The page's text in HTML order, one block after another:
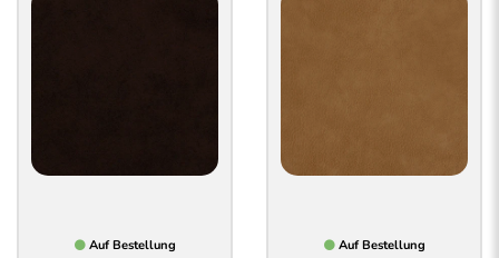
Auf Bestellung Auf Bestellung